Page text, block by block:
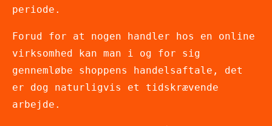
periode.
Forud for at nogen handler hos en online
virksomhed kan man i og for sig
gennemløbe shoppens handelsaftale, det
er dog naturligvis et tidskrævende
arbejde.